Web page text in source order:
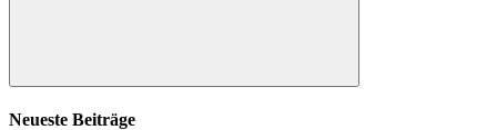
Suchen
Neueste Beiträge